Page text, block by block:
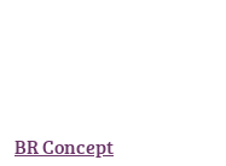
BR Concept